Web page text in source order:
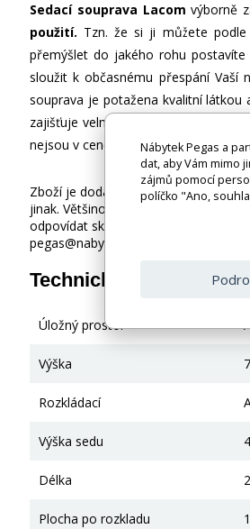
Sedací souprava Lacom výborně
použití. Tzn. že si ji můžete
přemýšlet do jakého rohu
sloužit k občasnému přespání Vaší
souprava je potažena kvalitní látkou
zajišťuje velmi pohodlné sezení.
nejsou v ceně.
Zboží je dodáváno bez doplňků a
jinak. Většinou je zboží dodáváno v
odpovídat skutečnosti vlivem
pegas@nabytek-pegas.cz či volejte
Technické parametry
Úložný prostor
Výška
Rozkládací
Výška sedu
Délka
Plocha po rozkladu
Nábytek Pegas a
dat, aby Vám mimo
zájmů pomocí
políčko "Ano,